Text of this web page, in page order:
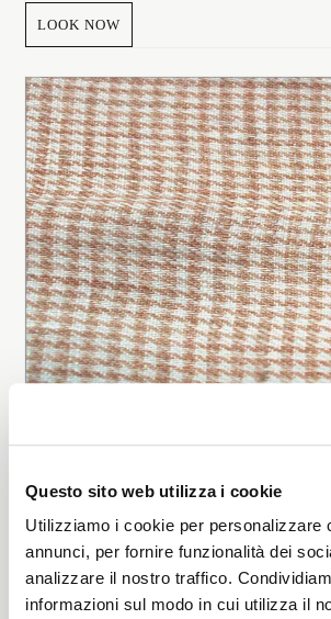
Questo sito web utilizza i cookie
Utilizziamo i cookie per personalizzare
annunci, per fornire funzionalità dei
analizzare il nostro traffico.
informazioni sul modo in cui utilizza il
LOOK NOW
LOOK NOW